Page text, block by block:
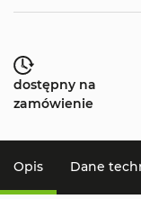
dostępny na
zamówienie
Opis Dane